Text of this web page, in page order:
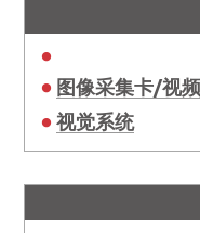
图像采集卡/视
视觉系统